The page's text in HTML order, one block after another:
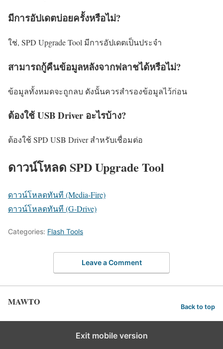
มีการอัปเดตบ่อยครั้งหรือไม่?
ใช่, SPD Upgrade Tool มีการอัปเดตเป็นประจำ
สามารถกู้คืนข้อมูลหลังจากฟลาชได้หรือไม่?
ข้อมูลทั้งหมดจะถูกลบ ดังนั้นควรสำรองข้อมูลไว้ก่อน
ต้องใช้ USB Driver อะไรบ้าง?
ต้องใช้ SPD USB Driver สำหรับเชื่อมต่อ
ดาวน์โหลด SPD Upgrade Tool
ดาวน์โหลดทันที (Media-Fire)
ดาวน์โหลดทันที (G-Drive)
Categories: Flash Tools
Leave a Comment
MAWTO Back to top
Exit mobile version